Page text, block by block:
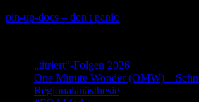
Skip
pin-up-docs – don't panic
„titriert“-Folgen 2026
One Minute Wonder (OMW) –
Regionalanästhesie